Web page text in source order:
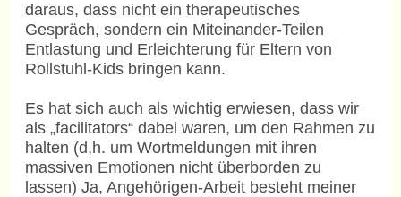
daraus, dass nicht ein therapeutisches
Gespräch, sondern ein Miteinander-Teilen
Entlastung und Erleichterung für Eltern von
Rollstuhl-Kids bringen kann.
Es hat sich auch als wichtig erwiesen, dass wir
als „facilitators“ dabei waren, um den Rahmen zu
halten (d,h. um Wortmeldungen mit ihren
massiven Emotionen nicht überborden zu
lassen) Ja, Angehörigen-Arbeit besteht meiner